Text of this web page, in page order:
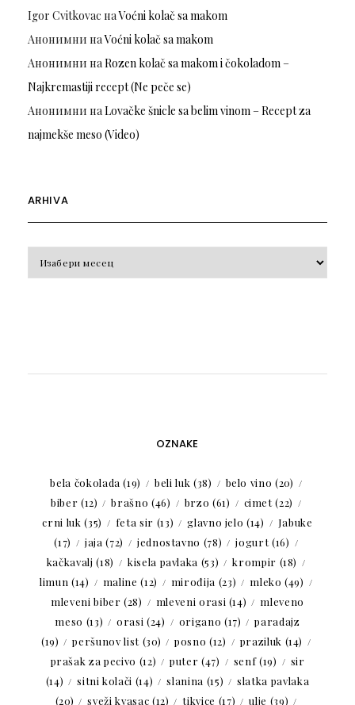
Igor Cvitkovac наVoćni kolač sa makom
Анонимни наVoćni kolač sa makom
Анонимни наRozen kolač sa makom i čokoladom –
Najkremastiji recept (Ne peče se)
Анонимни наLovačke šnicle sa belim vinom – Recept za
najmekše meso (Video)
ARHIVA
OZNAKE
bela čokolada (19) beli luk (38) belo vino (20)
biber (12) brašno (46) brzo (61) cimet(22)
crni luk (35) feta sir (13) glavno jelo (14)
Jabuke
(17)
jaja (72) jednostavno (78) jogurt(16)
kačkavalj (18) kisela pavlaka (53) krompir (18)
limun (14) maline (12) mirođija (23) mleko (49)
mleveni biber (28) mleveni orasi (14)
mleveno
meso (13) orasi (24) origano (17)
paradajz
(19)
peršunov list(30) posno (12) praziluk (14)
prašak za pecivo (12) puter (47) senf(19)
sir
(14)
sitni kolači (14) slanina (15)
slatka pavlaka
(20)
sveži kvasac (12) tikvice (17) ulje (39)